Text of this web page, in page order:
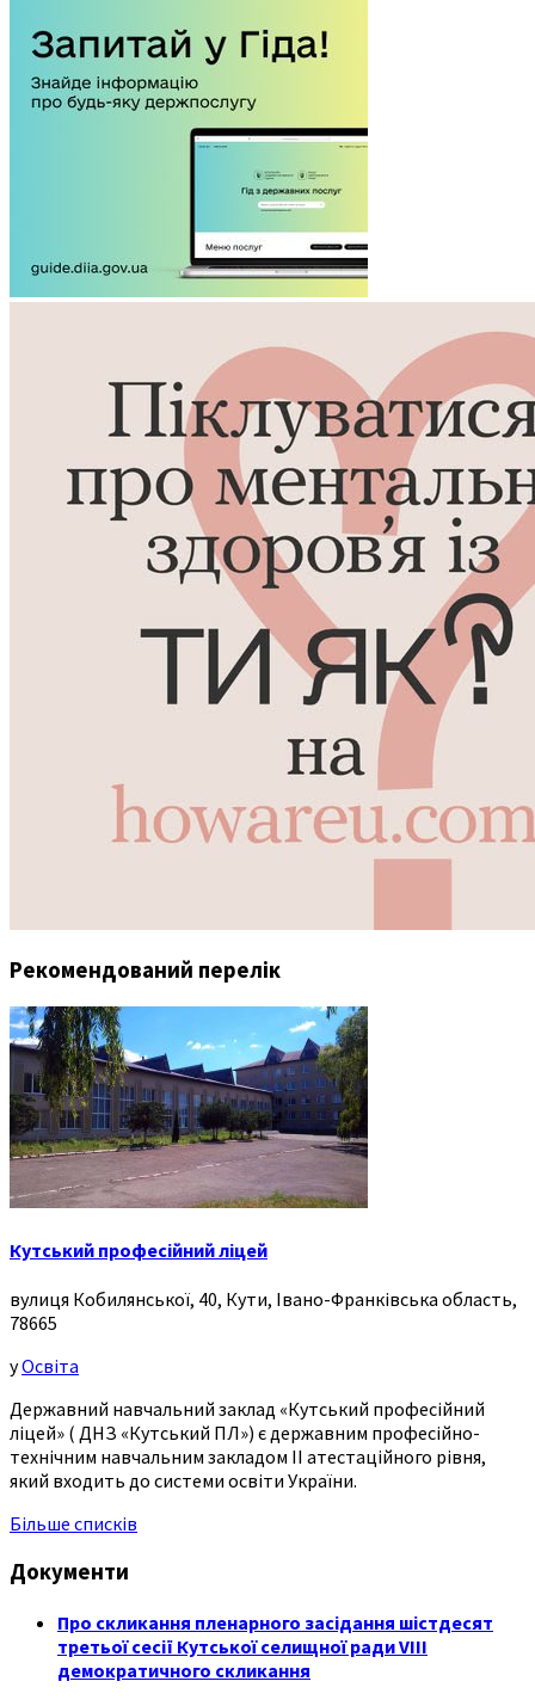
Рекомендований перелік
Кутський професійний ліцей
вулиця Кобилянської, 40, Кути, Івано-Франківська область,
78665
уОсвіта
Державний навчальний заклад «Кутський професійний
ліцей» ( ДНЗ «Кутський ПЛ») є державним професійно-
технічним навчальним закладом ІІ атестаційного рівня,
який входить до системи освіти України.
Більше списків
Документи
Про скликання пленарного засідання шістдесят
третьої сесії Кутської селищної ради VIII
демократичного скликання